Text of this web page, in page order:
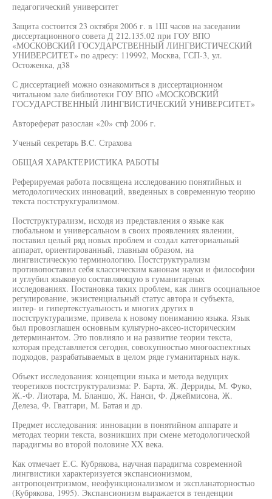
педагогический университет
Защита состоится 23 октября 2006 г. в 1Ш часов на заседании
диссертационного совета Д 212.135.02 при ГОУ ВПО
«МОСКОВСКИЙ ГОСУДАРСТВЕННЫЙ ЛИНГВИСТИЧЕСКИЙ
УНИВЕРСИТЕТ» по адресу: 119992, Москва, ГСП-3, ул.
Остоженка, д38
С диссертацией можно ознакомиться в диссертационном
читальном зале библиотеки ГОУ ВПО «МОСКОВСКИЙ
ГОСУДАРСТВЕННЫЙ ЛИНГВИСТИЧЕСКИЙ УНИВЕРСИТЕТ»
Автореферат разослан «20» стф 2006 г.
Ученый секретарь B.C. Страхова
ОБЩАЯ ХАРАКТЕРИСТИКА РАБОТЫ
Реферируемая работа посвящена исследованию понятийных и
методологических инноваций, введенных в современную теорию
текста постструкгурализмом.
Постструктурализм, исходя из представления о языке как
глобальном и универсальном в своих проявлениях явлении,
поставил целый ряд новых проблем и создал категориальный
аппарат, ориентированный, главным образом, на
лингвистическую терминологию. Постструктурализм
противопоставил себя классическим канонам науки и философии
и углубил языковую составляющую в гуманитарных
исследованиях. Постановка таких проблем, как лингв осоциальное
регулирование, экзистенциальный статус автора и субъекта,
интер- и гипертекстуальность и многих других в
постструктурализме, привела к новому пониманию языка. Язык
был провозглашен основным культурно-аксео-историческим
детерминантом. Это повлияло и на развитие теории текста,
которая представляется сегодня, совокупностью многоаспектных
подходов, разрабатываемых в целом ряде гуманитарных наук.
Объект исследования: концепции языка и метода ведущих
теоретиков постструктурализма: Р. Барта, Ж. Дерриды, М. Фуко,
Ж.-Ф. Лиотара, М. Бланшо, Ж. Нанси, Ф. Джеймисона, Ж.
Делеза, Ф. Гватгари, М. Батая и др.
Предмет исследования: инновации в понятийном аппарате и
методах теории текста, возникших при смене методологической
парадигмы во второй половине XX века.
Как отмечает Е.С. Кубрякова, научная парадигма современной
лингвистики характеризуется экспансионизмом,
антропоцентризмом, неофункционализмом и экспланаторностью
(Кубрякова, 1995). Экспансионизм выражается в тенденции